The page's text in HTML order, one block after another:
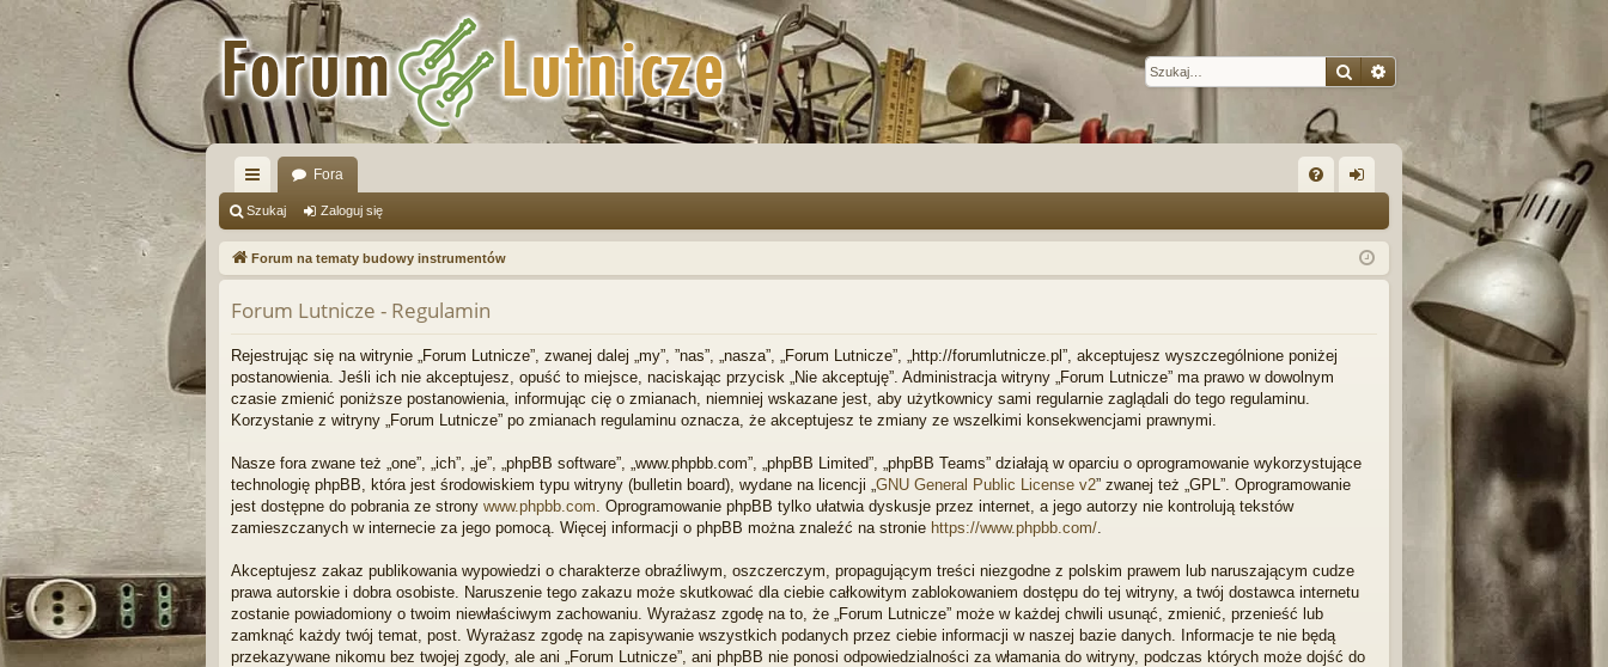
SzukajWyszukiwanie
W
ię
ce
j
…
Fora
Q og
uj
Szukaj Zaloguj się
Forum na tematy budowy instrumentów
Forum Lutnicze - Regulamin
Rejestrując się na witrynie „Forum Lutnicze”, zwanej dalej „my”, ”nas”, „nasza”, „Forum Lutnicze”, „http://forumlutnicze.pl”, akceptujesz wyszczególnione poniżej
postanowienia. Jeśli ich nie akceptujesz, opuść to miejsce, naciskając przycisk „Nie akceptuję”. Administracja witryny „Forum Lutnicze” ma prawo w dowolnym
czasie zmienić poniższe postanowienia, informując cię o zmianach, niemniej wskazane jest, aby użytkownicy sami regularnie zaglądali do tego regulaminu.
Korzystanie z witryny „Forum Lutnicze” po zmianach regulaminu oznacza, że akceptujesz te zmiany ze wszelkimi konsekwencjami prawnymi.
Nasze fora zwane też „one”, „ich”, „je”, „phpBB software”, „www.phpbb.com”, „phpBB Limited”, „phpBB Teams” działają w oparciu o oprogramowanie wykorzystujące
technologię phpBB, która jest środowiskiem typu witryny (bulletin board), wydane na licencji „ GNU General Public License v2” zwanej też „GPL”. Oprogramowanie
jest dostępne do pobrania ze strony www.phpbb.com . Oprogramowanie phpBB tylko ułatwia dyskusje przez internet, a jego autorzy nie kontrolują tekstów
zamieszczanych w internecie za jego pomocą. Więcej informacji o phpBB można znaleźć na stronie https://www.phpbb.com/
Akceptujesz zakaz publikowania wypowiedzi o charakterze obraźliwym, oszczerczym, propagującym treści niezgodne z polskim prawem lub naruszającym cudze
prawa autorskie i dobra osobiste. Naruszenie tego zakazu może skutkować dla ciebie całkowitym zablokowaniem dostępu do tej witryny, a twój dostawca internetu
zostanie powiadomiony o twoim niewłaściwym zachowaniu. Wyrażasz zgodę na to, że „Forum Lutnicze” może w każdej chwili usunąć, zmienić, przenieść lub
zamknąć każdy twój temat, post. Wyrażasz zgodę na zapisywanie wszystkich podanych przez ciebie informacji w naszej bazie danych. Informacje te nie będą
przekazywane nikomu bez twojej zgody, ale ani „Forum Lutnicze”, ani phpBB nie ponosi odpowiedzialności za włamania do witryny, podczas których może dojść do